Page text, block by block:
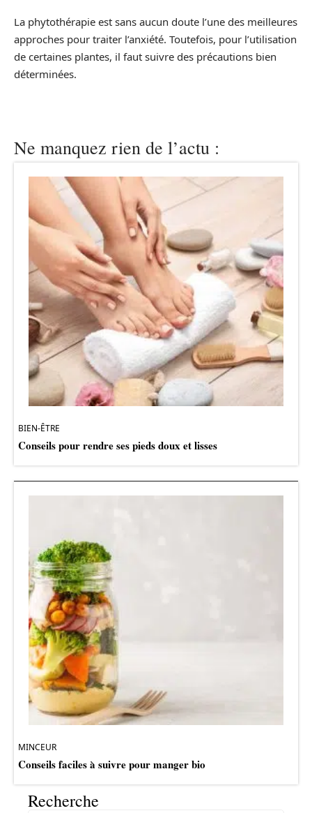
La phytothérapie est sans aucun doute l’une des meilleures
approches pour traiter l’anxiété. Toutefois, pour l’utilisation
de certaines plantes, il faut suivre des précautions bien
déterminées.
Ne manquez rien de l’actu :
BIEN-ÊTRE
Conseils pour rendre ses pieds doux et lisses
MINCEUR
Conseils faciles à suivre pour manger bio
Recherche